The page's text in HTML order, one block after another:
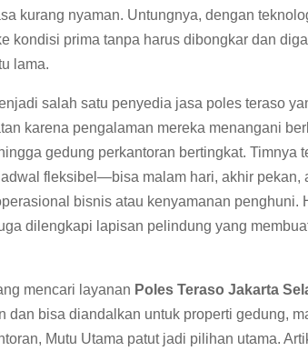
kurang nyaman. Untungnya, dengan
kondisi prima tanpa harus dibongkar dan
lama.
salah satu penyedia jasa poles teraso
karena pengalaman mereka menangani
gedung perkantoran bertingkat. Timnya
fleksibel—bisa malam hari, akhir
bisnis atau kenyamanan penghuni.
dilengkapi lapisan pelindung yang
mencari layanan Poles Teraso Jakarta
dan bisa diandalkan untuk properti gedung,
Mutu Utama patut jadi pilihan utama.